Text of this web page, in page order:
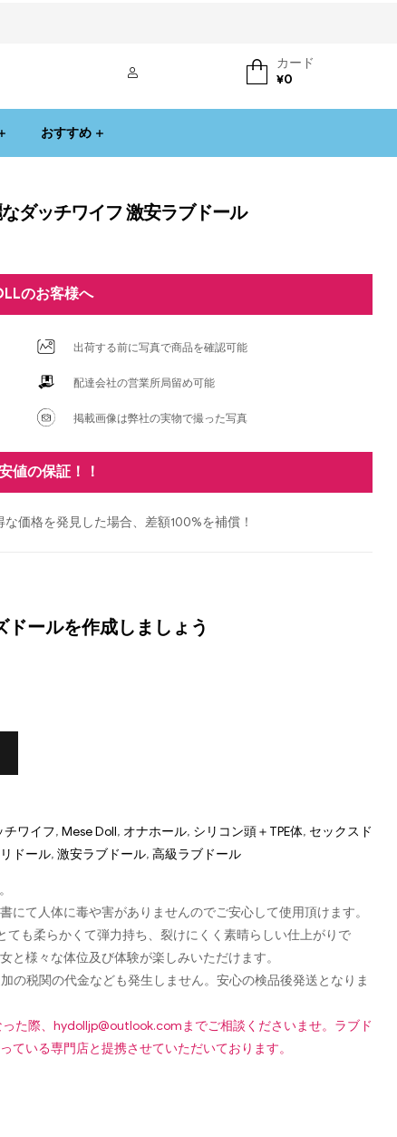
カード
¥0
おすすめ
ダッチワイフ 激安ラブドール
のお客様へ
出荷する前に写真で商品を確認可能
配達会社の営業所局留め可能
掲載画像は弊社の実物で撮った写真
値の保証！！
価格を発見した場合、差額100%を補償！
ールを作成しましょう
チワイフ, Mese Doll, オナホール, シリコン頭＋TPE体, セックスド
ドール, 激安ラブドール, 高級ラブドール
にて人体に毒や害がありませんのでご安心して使用頂けます。
ても柔らかくて弾力持ち、裂けにくく素晴らしい仕上がりで
様々な体位及び体験が楽しみいただけます。
の税関の代金なども発生しません。安心の検品後発送となりま
た際、 hydolljp@outlook.comまでご相談くださいませ。ラブド
ている専門店と提携させていただいております。